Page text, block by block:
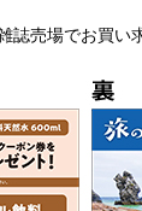
誌売場でお買い